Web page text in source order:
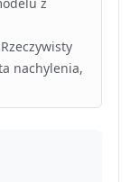
nachylenia,